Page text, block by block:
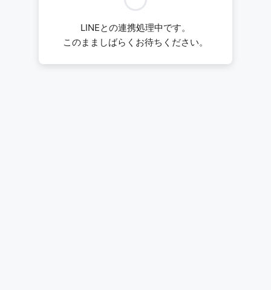
LINEとの連携処理中です。
このまましばらくお待ちください。